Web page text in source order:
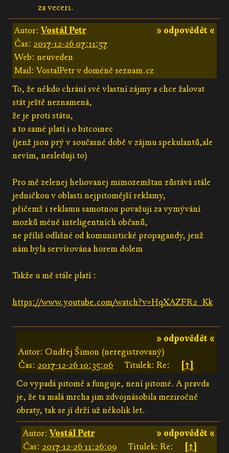
za veceri.
» odpovědět «
Autor:Vostál Petr
Čas: 2017-12-26 07:11:57
Web: neuveden
Mail: VostalPetr v doméně seznam.cz
To, že někdo chrání své vlastní zájmy a chce žalovat
stát ještě neznamená,
že je proti státu,
a to samé platí i o bitcoinec
(jenž jsou prý v současné době v zájmu spekulantů,ale
nevím, nesleduji to)
Pro mě zelenej heliovanej mimozemštan zůstává stále
jedničkou v oblasti nejpitomější reklamy,
přičemž i reklamu samotnou považuji za vymývání
mozků méně inteligentních občanů,
ne příliš odlišné od komunistické propagandy, jenž
nám byla servírována horem dolem
Takže u mě stále platí :
https://www.youtube.com/watch?v=HqXAZFR2_Kk
» odpovědět «
Autor: Ondřej Šimon (neregistrovaný)
Čas: 2017-12-26 10:35:06 Titulek: Re:
[↑]
Co vypadá pitomě a funguje, není pitomé. A pravda
je, že ta malá mrcha jim zdvojnásobila meziročně
obraty, tak se jí drží už několik let.
» odpovědět «
Autor:Vostál Petr
Čas: 2017-12-26 11:26:09 Titulek: Re:
[↑]